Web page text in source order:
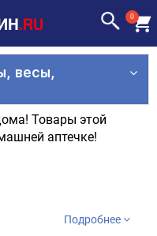
0
весы,
Товары этой
аптечке!
Подробнее